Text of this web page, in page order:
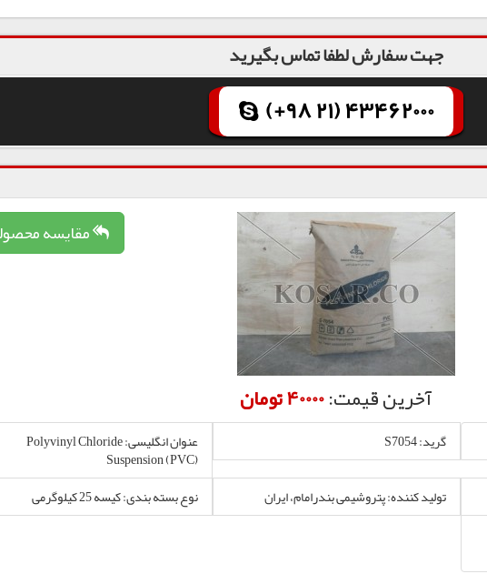
جهت سفارش لطفا تماس بگیرید
(+98 21) 43462000
مقایسه
آخرین قیمت:40000 تومان
گرید: S7054 عنوان انگلیسی: Polyvinyl Chloride
Suspension (PVC)
تولید کننده: پتروشیمی بندرامام، ایران
نوع بسته بندی: کیسه 25 کیلوگرمی